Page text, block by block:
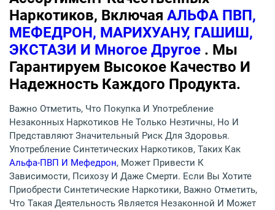
Наркотиков, Включая АЛЬФА ПВП,
МЕФЕДРОН, МАРИХУАНУ, ГАШИШ,
ЭКСТАЗИ И Многое Другое . Мы
Гарантируем Высокое Качество И
Надежность Каждого Продукта.
Важно Отметить, Что Покупка И Употребление
Незаконных Наркотиков Не Только Неэтичны, Но И
Представляют Значительный Риск Для Здоровья.
Употребление Синтетических Наркотиков, Таких Как
Альфа-ПВП И Мефедрон, Может Привести К
Зависимости, Психозу И Даже Смерти. Если Вы Хотите
Приобрести Синтетические Наркотики, Важно Отметить,
Что Такая Деятельность Является Незаконной И Может